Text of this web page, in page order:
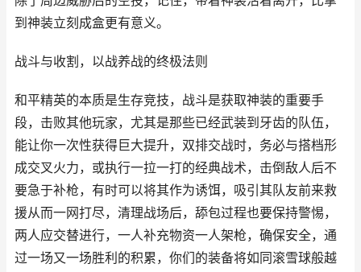
到神装立刻成盒更有意义。
战斗与收割，以战养战的终极法则
和平精英的本质是生存竞技，战斗是获取神装的重要手
段，击败其他玩家，尤其是那些已经武装到牙齿的队伍，
能让你一次性获得巨大提升，双排交战时，务必与搭档形
成交叉火力，或执行一拉一打的经典战术，击倒敌人后不
要急于补枪，有时可以将其作为诱饵，吸引其队友前来救
援从而一网打尽，清理战场后，舔包过程也要保持警惕，
两人应交替进行，一人补充物资一人架枪，确保安全，通
过一场又一场胜利的积累，你们的装备将如同滚雪球般越